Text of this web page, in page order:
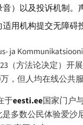
）以及投诉机制。
用机构提交无障碍
ja
（方法论决定）
，但人均在线公共
于eesti.ee国家门户
多数公民体验爱沙